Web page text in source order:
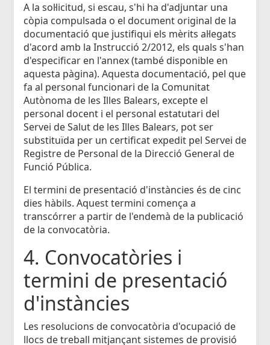
A la sol·licitud, si escau, s'hi ha d'adjuntar una
còpia compulsada o el document original de la
documentació que justifiqui els mèrits al·legats
d'acord amb la Instrucció 2/2012, els quals s'han
d'especificar en l'annex (també disponible en
aquesta pàgina). Aquesta documentació, pel que
fa al personal funcionari de la Comunitat
Autònoma de les Illes Balears, excepte el
personal docent i el personal estatutari del
Servei de Salut de les Illes Balears, pot ser
substituïda per un certificat expedit pel Servei de
Registre de Personal de la Direcció General de
Funció Pública.
El termini de presentació d'instàncies és de cinc
dies hàbils. Aquest termini comença a
transcórrer a partir de l'endemà de la publicació
de la convocatòria.
4. Convocatòries i
termini de presentació
d'instàncies
Les resolucions de convocatòria d'ocupació de
llocs de treball mitjançant sistemes de provisió